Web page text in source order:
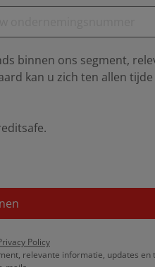
binnen ons segment,
kan u zich ten allen
Policy
relevante informatie, updates en